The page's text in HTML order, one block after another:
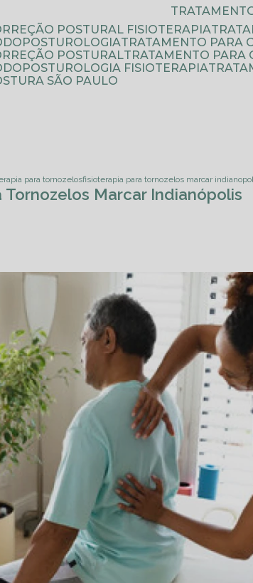
POSTURAL FISIOTERAPIA
TRATAMENTO PARA
POSTURAL
TRATAMENTO
FISIOTERAPIA
SÃO PAULO
para tornozelosfisioterapia para tornozelos marcar
Tornozelos Marcar Indianópolis